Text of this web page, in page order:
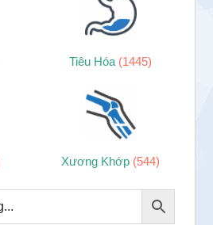
Tiêu Hóa (1445)
Xương Khớp (544)